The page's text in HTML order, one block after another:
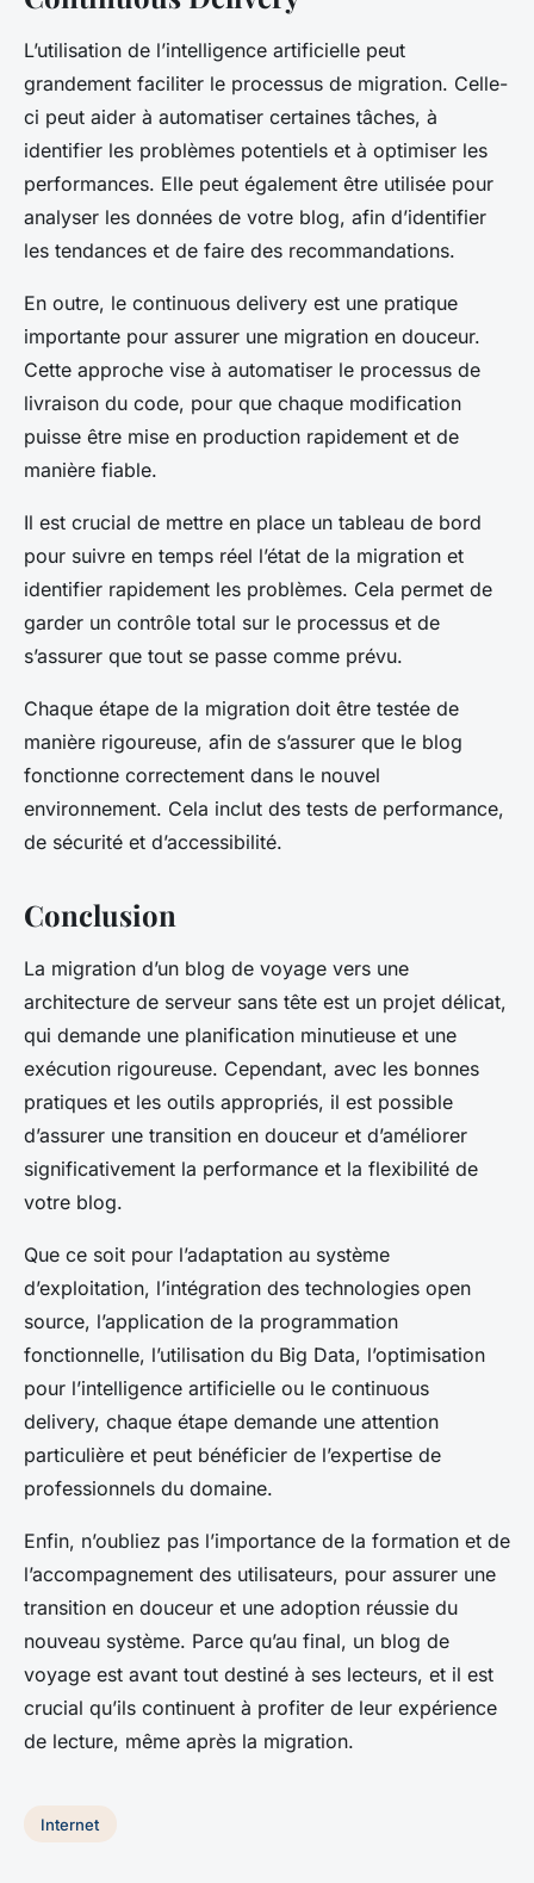
L’utilisation de l’intelligence artificielle peut
grandement faciliter le processus de migration. Celle-
ci peut aider à automatiser certaines tâches, à
identifier les problèmes potentiels et à optimiser les
performances. Elle peut également être utilisée pour
analyser les données de votre blog, afin d’identifier
les tendances et de faire des recommandations.
En outre, le continuous delivery est une pratique
importante pour assurer une migration en douceur.
Cette approche vise à automatiser le processus de
livraison du code, pour que chaque modification
puisse être mise en production rapidement et de
manière fiable.
Il est crucial de mettre en place un tableau de bord
pour suivre en temps réel l’état de la migration et
identifier rapidement les problèmes. Cela permet de
garder un contrôle total sur le processus et de
s’assurer que tout se passe comme prévu.
Chaque étape de la migration doit être testée de
manière rigoureuse, afin de s’assurer que le blog
fonctionne correctement dans le nouvel
environnement. Cela inclut des tests de performance,
de sécurité et d’accessibilité.
Conclusion
La migration d’un blog de voyage vers une
architecture de serveur sans tête est un projet délicat,
qui demande une planification minutieuse et une
exécution rigoureuse. Cependant, avec les bonnes
pratiques et les outils appropriés, il est possible
d’assurer une transition en douceur et d’améliorer
significativement la performance et la flexibilité de
votre blog.
Que ce soit pour l’adaptation au système
d’exploitation, l’intégration des technologies open
source, l’application de la programmation
fonctionnelle, l’utilisation du Big Data, l’optimisation
pour l’intelligence artificielle ou le continuous
delivery, chaque étape demande une attention
particulière et peut bénéficier de l’expertise de
professionnels du domaine.
Enfin, n’oubliez pas l’importance de la formation et de
l’accompagnement des utilisateurs, pour assurer une
transition en douceur et une adoption réussie du
nouveau système. Parce qu’au final, un blog de
voyage est avant tout destiné à ses lecteurs, et il est
crucial qu’ils continuent à profiter de leur expérience
de lecture, même après la migration.
Internet